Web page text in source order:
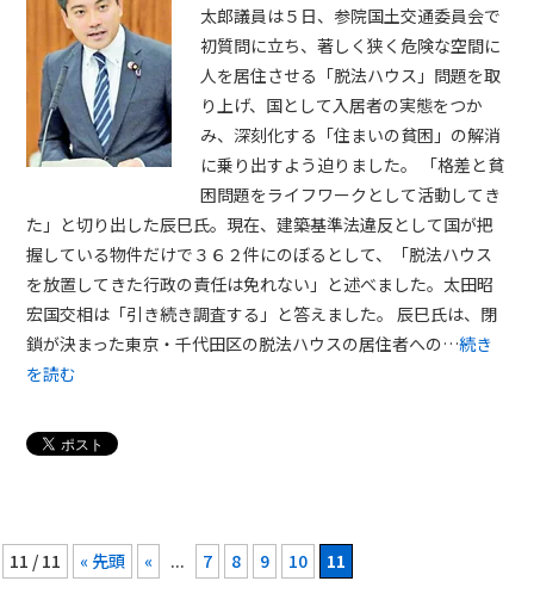
太郎議員は５日、参院国土交通委員会で
初質問に立ち、著しく狭く危険な空間に
人を居住させる「脱法ハウス」問題を取
り上げ、国として入居者の実態をつか
み、深刻化する「住まいの貧困」の解消
に乗り出すよう迫りました。 「格差と貧
困問題をライフワークとして活動してき
た」と切り出した辰巳氏。現在、建築基準法違反として国が把
握している物件だけで３６２件にのぼるとして、「脱法ハウス
を放置してきた行政の責任は免れない」と述べました。太田昭
宏国交相は「引き続き調査する」と答えました。 辰巳氏は、閉
鎖が決まった東京・千代田区の脱法ハウスの居住者への…続き
を読む
11 / 11 « 先頭 « ... 7 8 9 10 11